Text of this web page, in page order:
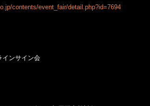
contents/event_fair/detail.php?id=7694
インサイン会